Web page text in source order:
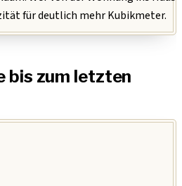
für deutlich mehr Kubikmeter.
bis zum letzten